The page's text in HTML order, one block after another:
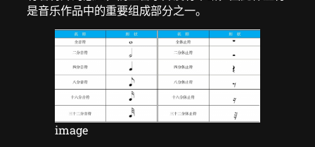
是音乐作品中的重要组成部分之一。
image